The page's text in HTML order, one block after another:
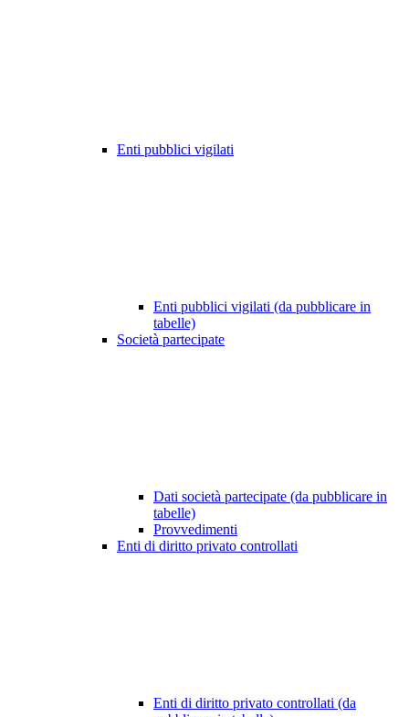
Enti pubblici vigilati
Enti pubblici vigilati (da pubblicare in
tabelle)
Società partecipate
Dati società partecipate (da pubblicare in
tabelle)
Provvedimenti
Enti di diritto privato controllati
Enti di diritto privato controllati (da